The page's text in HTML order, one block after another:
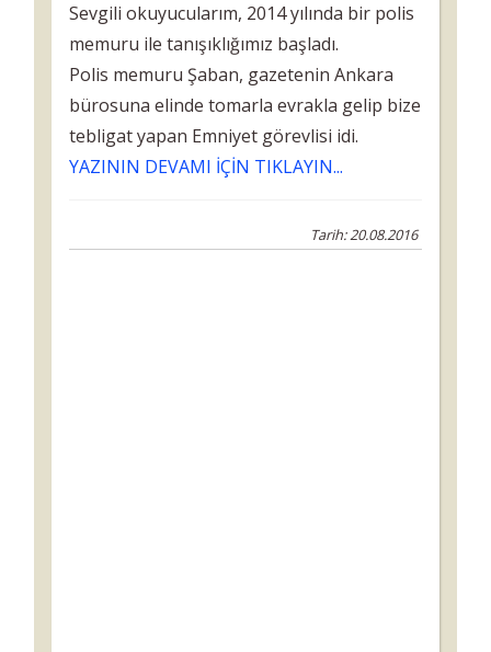
Sevgili okuyucularım, 2014 yılında bir polis
memuru ile tanışıklığımız başladı.
Polis memuru Şaban, gazetenin Ankara
bürosuna elinde tomarla evrakla gelip bize
tebligat yapan Emniyet görevlisi idi.
YAZININ DEVAMI İÇİN TIKLAYIN...
Tarih: 20.08.2016